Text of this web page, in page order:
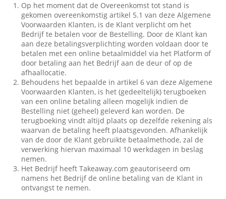
Op het moment dat de Overeenkomst tot stand is
gekomen overeenkomstig artikel 5.1 van deze Algemene
Voorwaarden Klanten, is de Klant verplicht om het
Bedrijf te betalen voor de Bestelling. Door de Klant kan
aan deze betalingsverplichting worden voldaan door te
betalen met een online betaalmiddel via het Platform of
door betaling aan het Bedrijf aan de deur of op de
afhaallocatie.
Behoudens het bepaalde in artikel 6 van deze Algemene
Voorwaarden Klanten, is het (gedeeltelijk) terugboeken
van een online betaling alleen mogelijk indien de
Bestelling niet (geheel) geleverd kan worden. De
terugboeking vindt altijd plaats op dezelfde rekening als
waarvan de betaling heeft plaatsgevonden. Afhankelijk
van de door de Klant gebruikte betaalmethode, zal de
verwerking hiervan maximaal 10 werkdagen in beslag
nemen.
Het Bedrijf heeft Takeaway.com geautoriseerd om
namens het Bedrijf de online betaling van de Klant in
ontvangst te nemen.